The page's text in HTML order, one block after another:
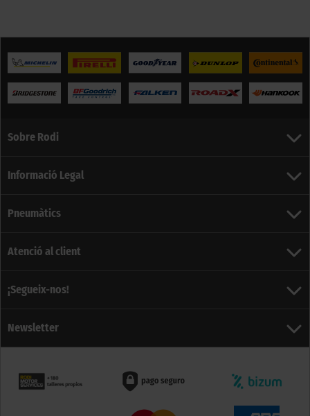
Sobre Rodi
Informació Legal
Pneumàtics
Atenció al client
¡Segueix-nos!
Newsletter